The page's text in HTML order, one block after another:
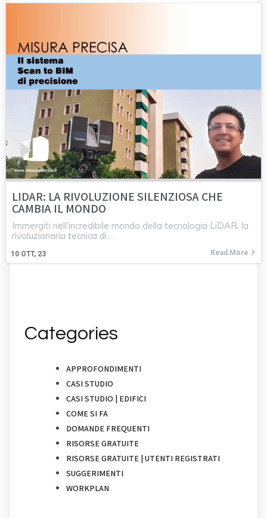
LIDAR: LA RIVOLUZIONE SILENZIOSA CHE
CAMBIA IL MONDO
10 OTT, 23
Immergiti nell'incredibile mondo della tecnologia LiDAR, la
rivoluzionaria tecnica di…
Read More
Categories
APPROFONDIMENTI
CASI STUDIO
CASI STUDIO | EDIFICI
COME SI FA
DOMANDE FREQUENTI
RISORSE GRATUITE
RISORSE GRATUITE | UTENTI REGISTRATI
SUGGERIMENTI
WORKPLAN